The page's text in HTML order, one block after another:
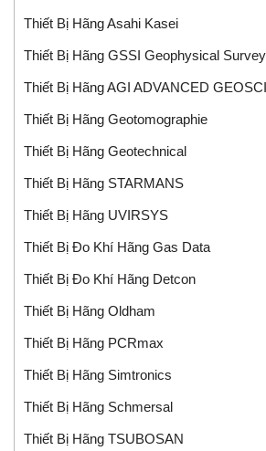
Thiết Bị Hãng Asahi Kasei
Thiết Bị Hãng GSSI Geophysical
Thiết Bị Hãng AGI ADVANCED
Thiết Bị Hãng Geotomographie
Thiết Bị Hãng Geotechnical
Thiết Bị Hãng STARMANS
Thiết Bị Hãng UVIRSYS
Thiết Bị Đo Khí Hãng Gas Data
Thiết Bị Đo Khí Hãng Detcon
Thiết Bị Hãng Oldham
Thiết Bị Hãng PCRmax
Thiết Bị Hãng Simtronics
Thiết Bị Hãng Schmersal
Thiết Bị Hãng TSUBOSAN